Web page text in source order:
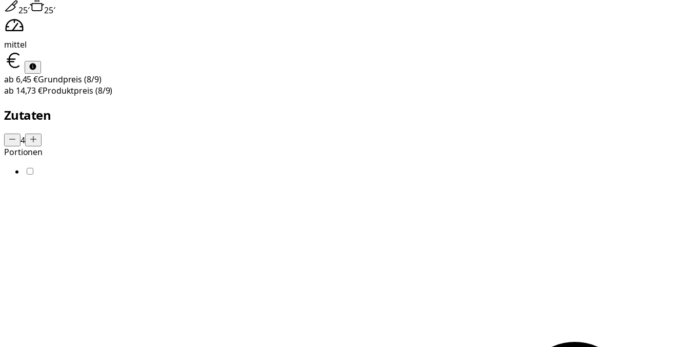
25′ 25′
mittel
ab 6,45 €Grundpreis (8/9)
ab 14,73 €Produktpreis (8/9)
Zutaten
4
Portionen